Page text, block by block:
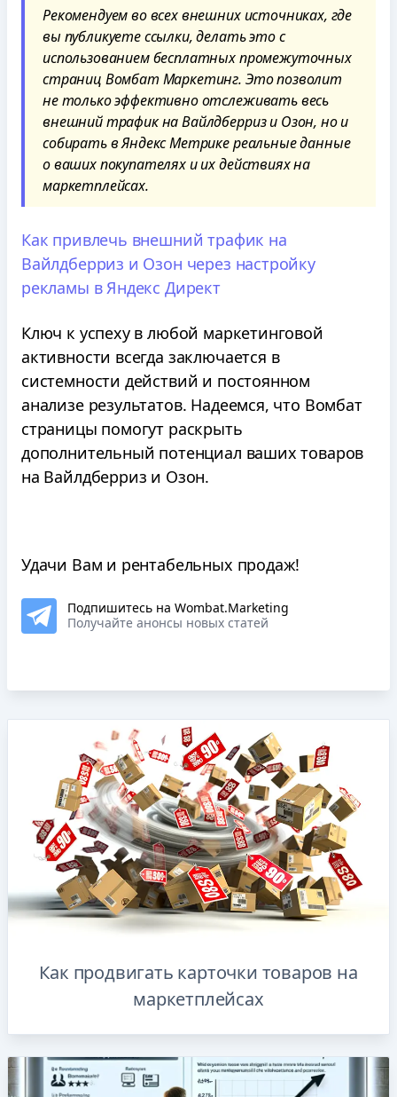
Рекомендуем во всех внешних источниках, где
вы публикуете ссылки, делать это с
использованием бесплатных промежуточных
страниц Вомбат Маркетинг. Это позволит
не только эффективно отслеживать весь
внешний трафик на Вайлдберриз и Озон, но и
собирать в Яндекс Метрике реальные данные
о ваших покупателях и их действиях на
маркетплейсах.
Как привлечь внешний трафик на
Вайлдберриз и Озон через настройку
рекламы в Яндекс Директ
Ключ к успеху в любой маркетинговой
активности всегда заключается в
системности действий и постоянном
анализе результатов. Надеемся, что Вомбат
страницы помогут раскрыть
дополнительный потенциал ваших товаров
на Вайлдберриз и Озон.
Удачи Вам и рентабельных продаж!
Подпишитесь на Wombat.Marketing
Получайте анонсы новых статей
Как продвигать карточки товаров на
маркетплейсах